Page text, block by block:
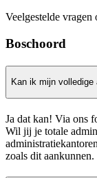
Veelgestelde
Boschoord
Kan ik mijn
Ja dat kan! Via ons
Wil jij je totale
zoals dit aankunnen.